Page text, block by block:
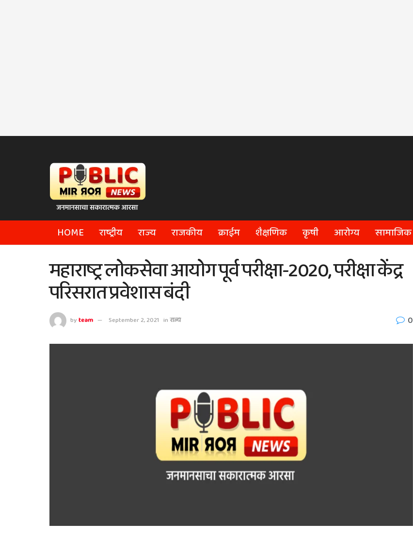
HOME राष्ट्रीय राज्य राजकीय क्राईम शैक्षणिक कृषी आरोग्य सामाजिक
महाराष्ट्र लोकसेवा आयोग पूर्व परीक्षा-2020, परीक्षा केंद्र
परिसरात प्रवेशास बंदी
byteam September 2, 2021 inराज्य 0